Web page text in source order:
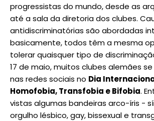
progressistas do mundo, desde as
até a sala da diretoria dos clubes.
antidiscriminatórias são abordadas
basicamente, todos têm a mesma
tolerar quaisquer tipo de
17 de maio, muitos clubes alemães
nas redes sociais no Dia
Homofobia, Transfobia e Bifobia.
vistas algumas bandeiras arco-íris -
orgulho lésbico, gay, bissexual e